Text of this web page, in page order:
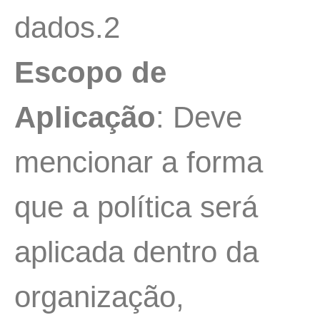
dados.2
Escopo de
Aplicação: Deve
mencionar a forma
que a política será
aplicada dentro da
organização,